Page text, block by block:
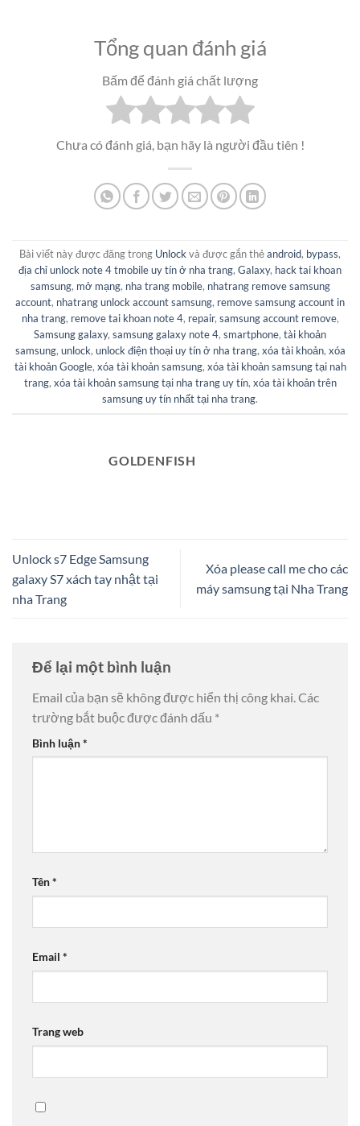
Tổng quan đánh giá
Bấm để đánh giá chất lượng
Chưa có đánh giá, bạn hãy là người đầu tiên !
Bài viết này được đăng trong Unlockvà được gắn thẻandroid, bypass,
địa chỉ unlock note 4 tmobile uy tín ở nha trang, Galaxy, hack tai khoan
samsung, mở mạng, nha trang mobile, nhatrang remove samsung
account, nhatrang unlock account samsung, remove samsung account in
nha trang, remove tai khoan note 4, repair, samsung account remove,
Samsung galaxy, samsung galaxy note 4, smartphone, tài khoản
samsung, unlock, unlock điện thoại uy tín ở nha trang, xóa tài khoản, xóa
tài khoản Google, xóa tài khoản samsung, xóa tài khoản samsung tại nah
trang, xóa tài khoản samsung tại nha trang uy tín, xóa tài khoản trên
samsung uy tín nhất tại nha trang.
GOLDENFISH
Unlock s7 Edge Samsung
galaxy S7 xách tay nhật tại
nha Trang
Xóa please call me cho các
máy samsung tại Nha Trang
Để lại một bình luận
Email của bạn sẽ không được hiển thị công khai. Các
trường bắt buộc được đánh dấu *
Bình luận*
Tên*
Email *
Trang web